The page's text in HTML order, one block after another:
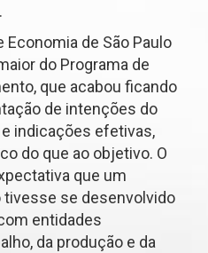
Economia de São Paulo
do Programa de
que acabou ficando
de intenções do
indicações efetivas,
do que ao objetivo. O
que um
tivesse se desenvolvido
entidades
da produção e da